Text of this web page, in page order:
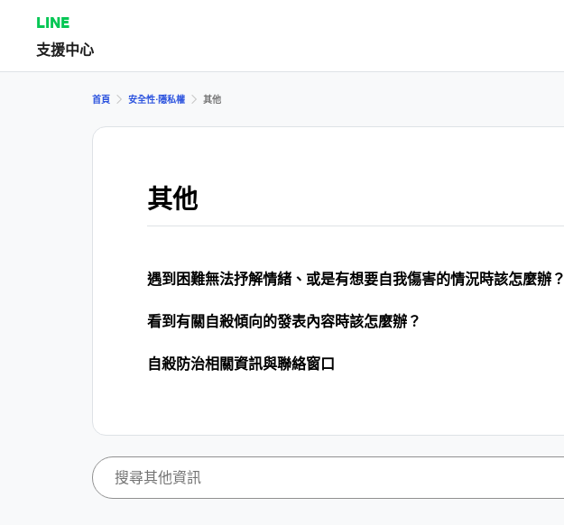
LINE
支援中心
首頁 安全性⋅隱私權 其他
其他
遇到困難無法抒解情緒、或是有想要自我傷害的情況時該怎麼辦？
看到有關自殺傾向的發表內容時該怎麼辦？
自殺防治相關資訊與聯絡窗口